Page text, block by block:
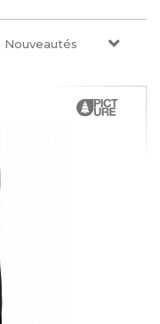
Nouveautés